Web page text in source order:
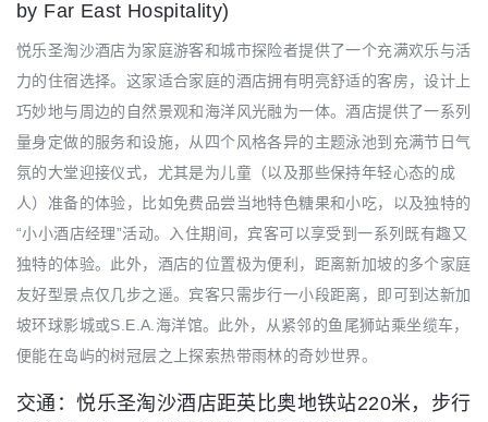
by Far East Hospitality)
悦乐圣淘沙酒店为家庭游客和城市探险者提供了一个充满欢乐与活
力的住宿选择。这家适合家庭的酒店拥有明亮舒适的客房，设计上
巧妙地与周边的自然景观和海洋风光融为一体。酒店提供了一系列
量身定做的服务和设施，从四个风格各异的主题泳池到充满节日气
氛的大堂迎接仪式，尤其是为儿童（以及那些保持年轻心态的成
人）准备的体验，比如免费品尝当地特色糖果和小吃，以及独特的
“小小酒店经理”活动。入住期间，宾客可以享受到一系列既有趣又
独特的体验。此外，酒店的位置极为便利，距离新加坡的多个家庭
友好型景点仅几步之遥。宾客只需步行一小段距离，即可到达新加
坡环球影城或S.E.A.海洋馆。此外，从紧邻的鱼尾狮站乘坐缆车，
便能在岛屿的树冠层之上探索热带雨林的奇妙世界。
交通：悦乐圣淘沙酒店距英比奥地铁站220米，步行